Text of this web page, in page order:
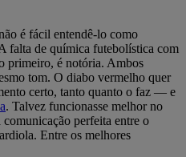
é fácil entendê-lo como
falta de química futebolística com
primeiro, é notória. Ambos
tom. O diabo vermelho quer
certo, tanto quanto o faz — e
. Talvez funcionasse melhor no
perfeita entre o
Entre os melhores